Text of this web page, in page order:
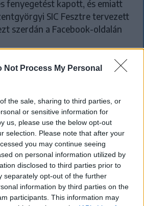
Not Process My Personal
the sale, sharing to third parties, or
or sensitive information for
us, please use the below opt-out
selection. Please note that after your
you may continue seeing
on personal information utilized by
disclosed to third parties prior to
separately opt-out of the further
information by third parties on the
participants. This information may
fenyegetést kapott, és emiatt
SIC Fesztre tervezett
szerdán a Facebook-oldalán